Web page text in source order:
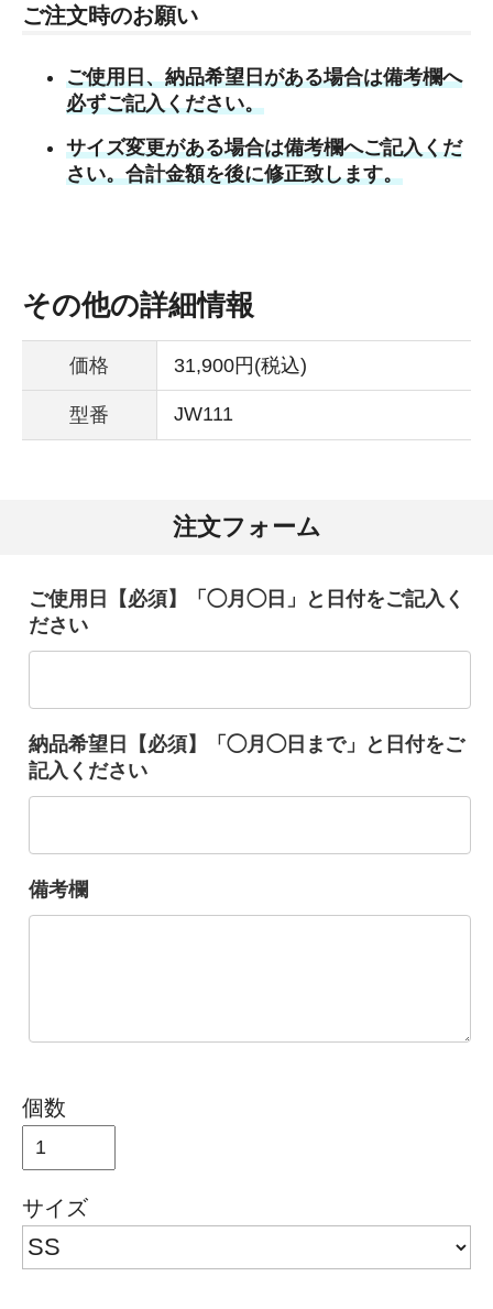
ご注文時のお願い
ご使用日、納品希望日がある場合は備考欄へ
必ずご記入ください。
サイズ変更がある場合は備考欄へご記入くだ
さい。合計金額を後に修正致します。
その他の詳細情報
価格 31,900円(税込)
型番 JW111
注文フォーム
ご使用日【必須】「◯月◯日」と日付をご記入く
ださい
納品希望日【必須】「◯月◯日まで」と日付をご
記入ください
備考欄
個数
サイズ